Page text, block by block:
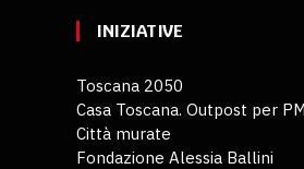
INIZIATIVE
Toscana 2050
Casa Toscana. Outpost per
Città murate
Fondazione Alessia Ballini